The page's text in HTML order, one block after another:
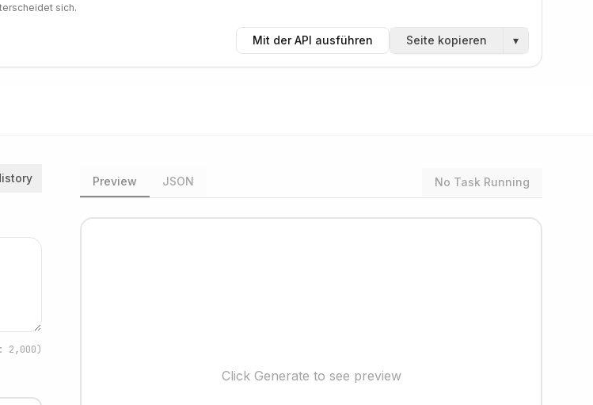
sich.
Mit der API ausführen Seite kopieren ▾
2,000)
Preview JSON No Task Running
Click Generate to see preview